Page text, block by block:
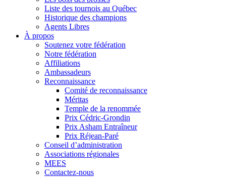
Liste des tournois au Québec
Historique des champions
Agents Libres
À propos
Soutenez votre fédération
Notre fédération
Affiliations
Ambassadeurs
Reconnaissance
Comité de reconnaissance
Méritas
Temple de la renommée
Prix Cédric-Grondin
Prix Asham Entraîneur
Prix Réjean-Paré
Conseil d’administration
Associations régionales
MEES
Contactez-nous